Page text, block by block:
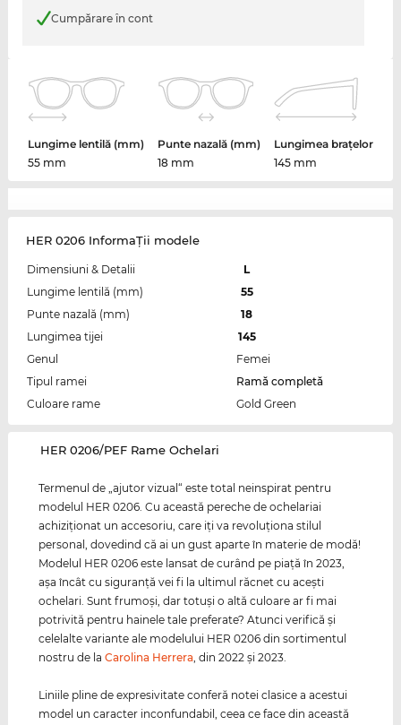
Cumpărare în cont
Lungime lentilă (mm)
55 mm
Punte nazală (mm)
18 mm
Lungimea brațelor
145 mm
HER 0206 InformaŢii modele
Dimensiuni & Detalii
L
Lungime lentilă (mm)
55
Punte nazală (mm)
18
Lungimea tijei
145
Genul
Femei
Tipul ramei
Ramă completă
Culoare rame
Gold Green
‌HER 0206/PEF Rame Ochelari
Termenul de „ajutor vizual“ este total neinspirat pentru
modelul HER 0206. Cu această pereche de ochelariai
achiziţionat un accesoriu, care iţi va revoluţiona stilul
personal, dovedind că ai un gust aparte în materie de modă!
Modelul HER 0206 este lansat de curând pe piaţă în 2023,
aşa încât cu siguranţă vei fi la ultimul răcnet cu aceşti
ochelari. Sunt frumoşi, dar totuşi o altă culoare ar fi mai
potrivită pentru hainele tale preferate? Atunci verifică şi
celelalte variante ale modelului HER 0206 din sortimentul
nostru de laCarolina Herrera, din 2022 şi 2023.
Liniile pline de expresivitate conferă notei clasice a acestui
model un caracter inconfundabil, ceea ce face din această